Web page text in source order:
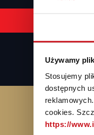
Używamy
Stosujemy
dostępnych
cookies.
https://